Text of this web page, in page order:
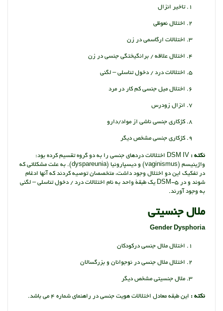
تاخیر انزال
اختلال نعوظی
اختلالات ارگاسمی در زن
اختلال علاقه / برانگیختگی جنسی در زن
اختلالات درد / دخول تناسلی – لگنی
اختلال میل جنسی کم کار در مرد
انزال زودرس
کژکاری جنسی ناشی از مواد/دارو
کژکاری جنسی مشخص دیگر
نکته :
DSM IV اختلالات دردهای جنسی را به دو گروه تقسیم کرده بود:
واژینیسم (vaginismus) و دیسپارونیا (dyspareunia). به علت مشکلاتی که
در تفکیک این دو اختلال وجود داشت، متخصصان توصیه کردند که آنها ادغام
شوند و در DSM-5 یک طبقۀ واحد به نام اختلالات درد / دخول تناسلی – لگنی
به وجود آورند.
ملال جنسیتی
Gender Dysphoria
اختلال ملال جنسی درکودکان
اختلال ملال جنسی در نوجوانان و بزرگسالان
ملال جنسیتی مشخص دیگر
نکته : این طبقه معادل اختلالات هویت جنسی در راهنمای شماره 4 می باشد.